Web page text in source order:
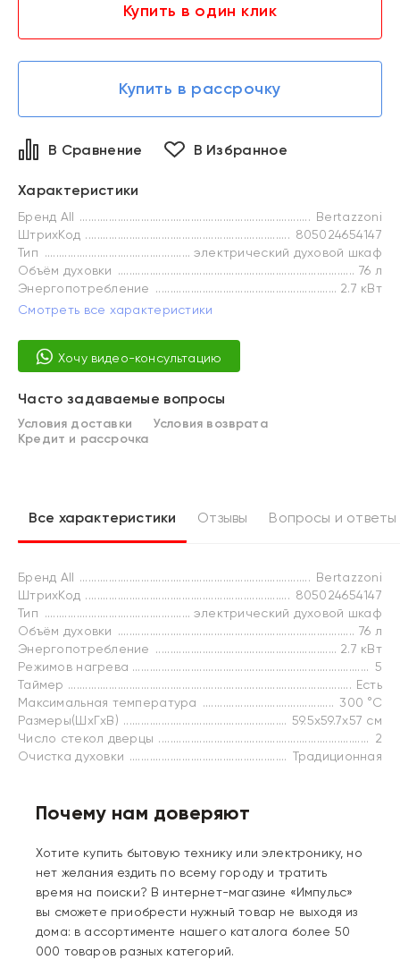
Купить в один клик
Купить в рассрочку
В Сравнение В Избранное
Характеристики
Бренд All
Bertazzoni
ШтрихКод
805024654147
Тип
электрический духовой шкаф
Объём духовки
76 л
Энергопотребление
2.7 кВт
Смотреть все характеристики
Хочу видео-консультацию
Часто задаваемые вопросы
Условия доставки
Условия возврата
Кредит и рассрочка
Все характеристики Отзывы Вопросы и ответы
Бренд All
Bertazzoni
ШтрихКод
805024654147
Тип
электрический духовой шкаф
Объём духовки
76 л
Энергопотребление
2.7 кВт
Режимов нагрева
5
Таймер
Есть
Максимальная температура
300 °C
Размеры(ШxГxВ)
59.5х59.7x57 см
Число стекол дверцы
2
Очистка духовки
Традиционная
Почему нам доверяют
Хотите купить бытовую технику или электронику, но
нет желания ездить по всему городу и тратить
время на поиски? В интернет-магазине «Импульс»
вы сможете приобрести нужный товар не выходя из
дома: в ассортименте нашего каталога более 50
000 товаров разных категорий.